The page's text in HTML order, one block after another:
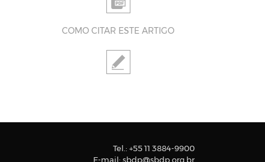
COMO CITAR ESTE ARTIGO
Tel.: +55 11 3884-9900